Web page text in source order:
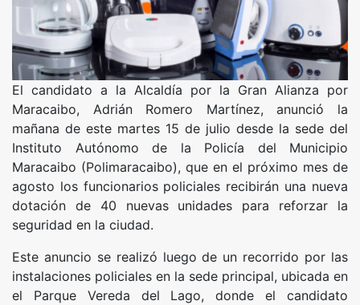
El candidato a la Alcaldía por la Gran Alianza por
Maracaibo, Adrián Romero Martínez, anunció la
mañana de este martes 15 de julio desde la sede del
Instituto Autónomo de la Policía del Municipio
Maracaibo (Polimaracaibo), que en el próximo mes de
agosto los funcionarios policiales recibirán una nueva
dotación de 40 nuevas unidades para reforzar la
seguridad en la ciudad.
Este anuncio se realizó luego de un recorrido por las
instalaciones policiales en la sede principal, ubicada en
el Parque Vereda del Lago, donde el candidato